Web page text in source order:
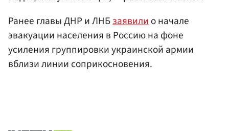
Ранее главы ДНР и ЛНБзаявилио начале
эвакуации населения в Россию на фоне
усиления группировки украинской армии
вблизи линии соприкосновения.